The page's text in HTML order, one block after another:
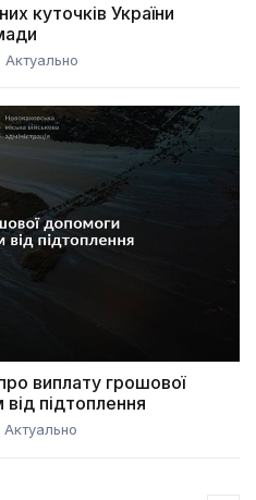
куточків України
Актуально
виплату грошової
підтоплення
Актуально